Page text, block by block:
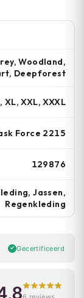
Woodland,
Deepforest
XL, XXL, XXXL
Force 2215
129876
Jassen,
Regenkleding
Gecertificeerd